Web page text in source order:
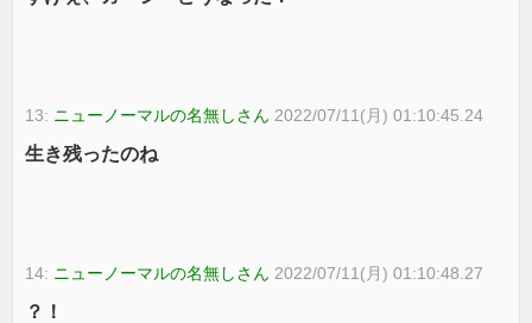
13: ニューノーマルの名無しさん 2022/07/11(月) 01:10:45.24
生き残ったのね
14: ニューノーマルの名無しさん 2022/07/11(月) 01:10:48.27
？！